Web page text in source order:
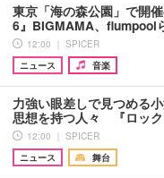
東京「海の森公園」で開
6』BIGMAMA、flumpool
12:00 ｜ SPICER
ニュース
音楽
力強い眼差しで見つめる
思想を持つ人々 『ロッ
12:00 ｜ SPICER
ニュース
舞台